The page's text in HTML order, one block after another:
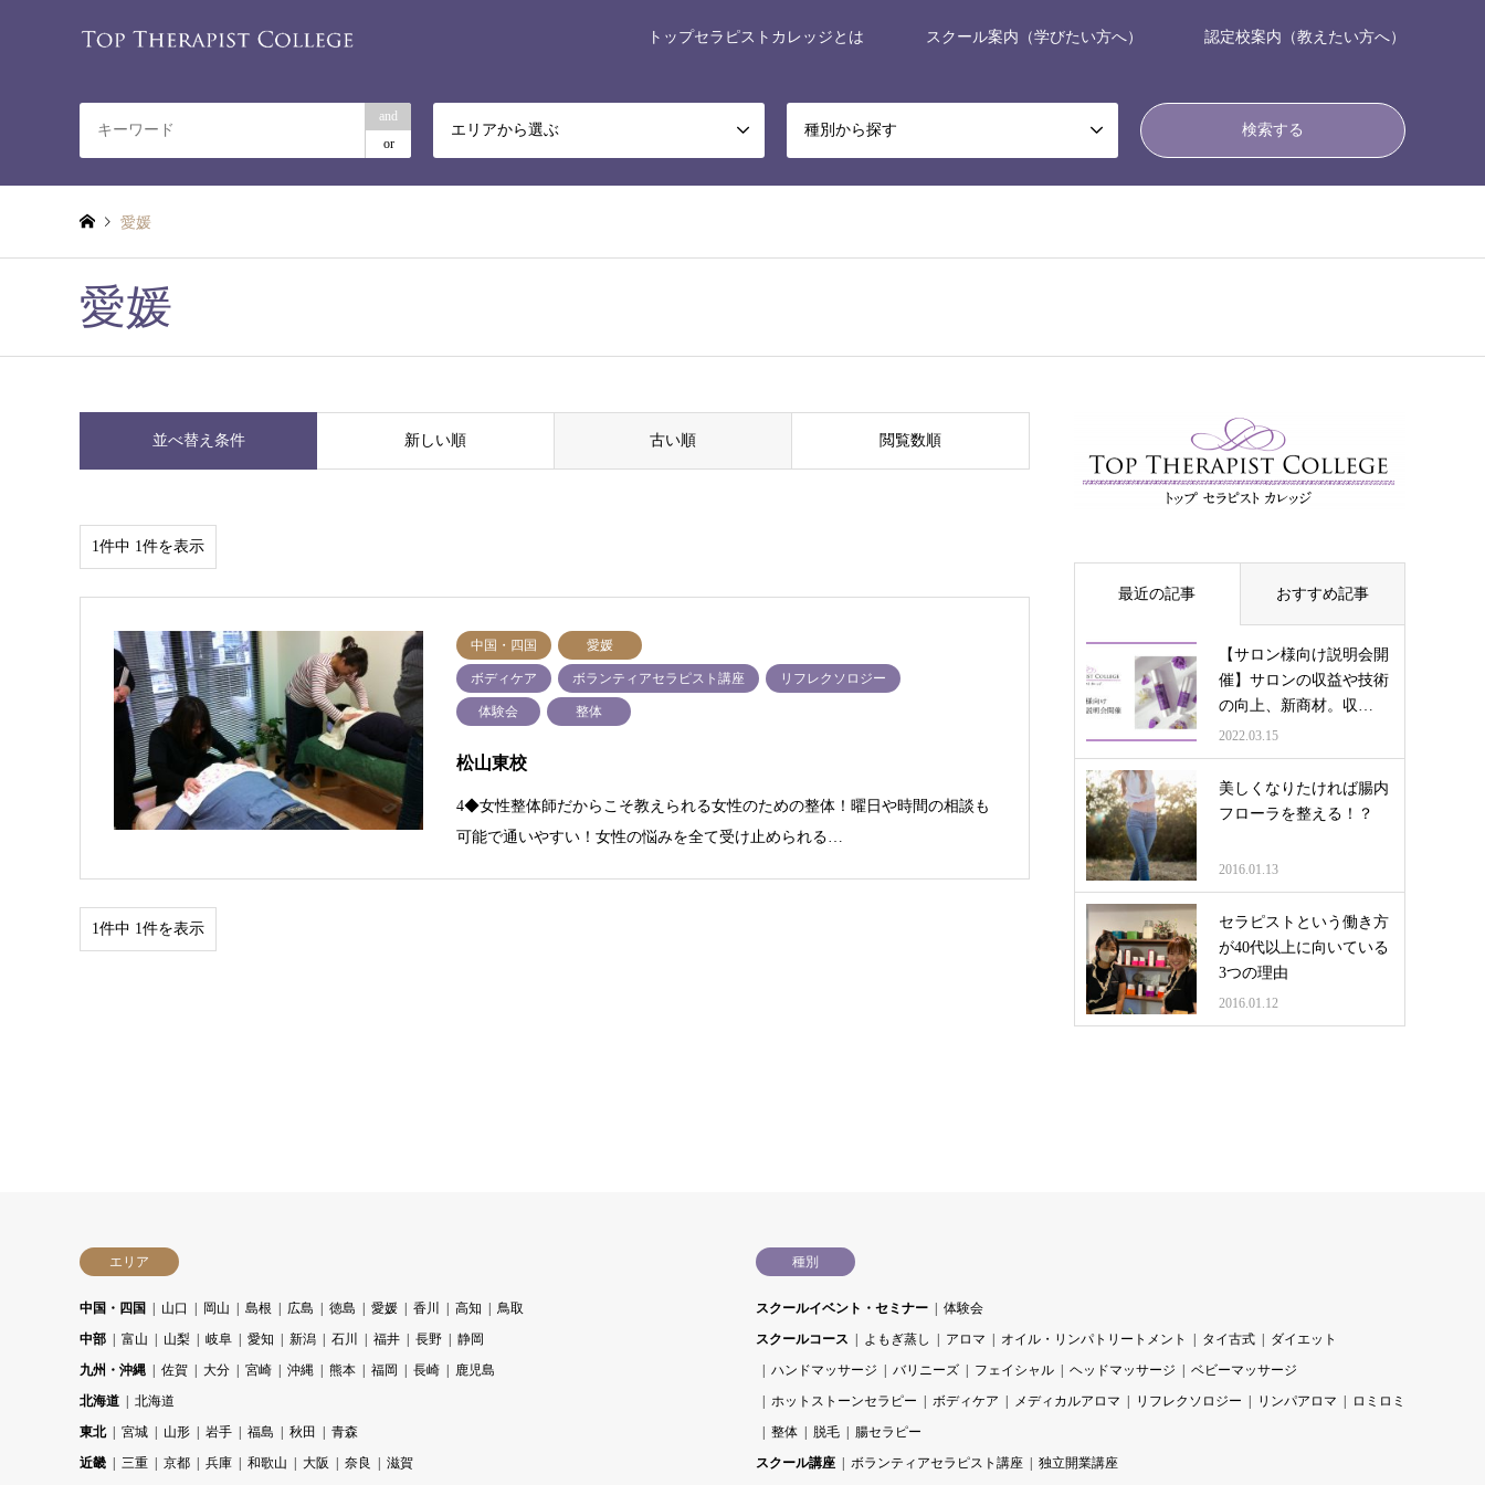
トップセラピストカレッジとは スクール案内（学びたい方へ） 認定校案内（教えたい方へ）
and
or
エリアから選ぶ 種別から探す
愛媛
愛媛
並べ替え条件 新しい順 古い順 閲覧数順
1件中 1件を表示
中国・四国 愛媛
ボディケア ボランティアセラピスト講座 リフレクソロジー
体験会 整体
松山東校
4◆女性整体師だからこそ教えられる女性のための整体！曜日や時間の相談も
可能で通いやすい！女性の悩みを全て受け止められる…
1件中 1件を表示
最近の記事 おすすめ記事
【サロン様向け説明会開
催】サロンの収益や技術
の向上、新商材。収…
2022.03.15
美しくなりたければ腸内
フローラを整える！？
2016.01.13
セラピストという働き方
が40代以上に向いている
3つの理由
2016.01.12
エリア
中国・四国 山口 岡山 島根 広島 徳島 愛媛 香川 高知
鳥取
中部
富山 山梨 岐阜 愛知 新潟 石川 福井 長野
静岡
九州・沖縄
佐賀 大分 宮崎 沖縄 熊本 福岡 長崎
鹿児島
北海道
北海道
東北
宮城 山形 岩手 福島 秋田
青森
近畿
三重 京都 兵庫 和歌山 大阪 奈良 滋賀
種別
スクールイベント・セミナー
体験会
スクールコース
よもぎ蒸し アロマ オイル・リンパトリートメント タイ古式
ダイエット
ハンドマッサージ
バリニーズ フェイシャル ヘッドマッサージ
ベビーマッサージ
ホットストーンセラピー
ボディケア メディカルアロマ リフレクソロジー リンパアロマ
ロミロミ
整体
脱毛
腸セラピー
スクール講座
ボランティアセラピスト講座 独立開業講座